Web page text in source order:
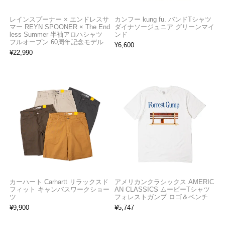
レインスプーナー × エンドレスサ
マー REYN SPOONER × The End
less Summer 半袖アロハシャツ
フルオープン 60周年記念モデル
¥22,990
カンフー kung fu. バンドTシャツ
ダイナソージュニア グリーンマイ
ンド
¥6,600
カーハート Carhartt リラックスド
フィット キャンバスワークショー
ツ
¥9,900
アメリカンクラシックス AMERIC
AN CLASSICS ムービーTシャツ
フォレストガンプ ロゴ＆ベンチ
¥5,747